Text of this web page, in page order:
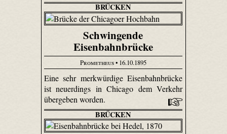
BRÜCKEN
Schwingende
Eisenbahnbrücke
Prometheus• 16.10.1895
Eine sehr merkwürdige Eisenbahnbrücke
ist neuerdings in Chicago dem Verkehr
übergeben worden.
BRÜCKEN